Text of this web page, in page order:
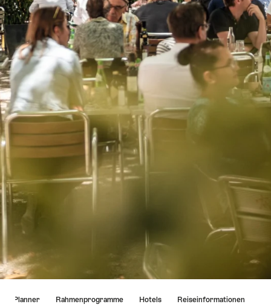
Planner Rahmenprogramme Hotels Reiseinformationen